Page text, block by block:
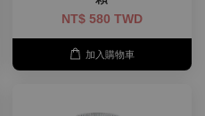
NT$ 580 TWD
加入購物車